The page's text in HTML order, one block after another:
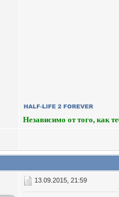
Независимо от того, как
13.09.2015, 21:59